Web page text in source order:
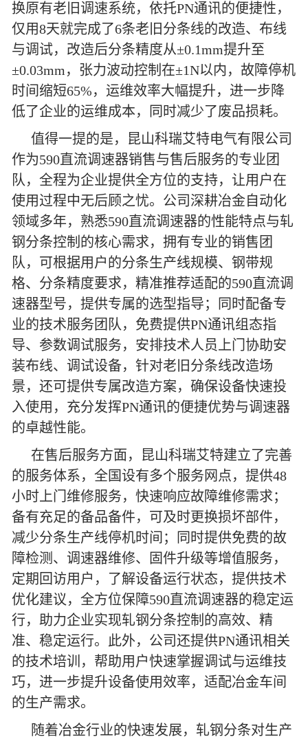
换原有老旧调速系统，依托PN通讯的便捷性，
仅用8天就完成了6条老旧分条线的改造、布线
与调试，改造后分条精度从±0.1mm提升至
±0.03mm，张力波动控制在±1N以内，故障停机
时间缩短65%，运维效率大幅提升，进一步降
低了企业的运维成本，同时减少了废品损耗。
值得一提的是，昆山科瑞艾特电气有限公司
作为590直流调速器销售与售后服务的专业团
队，全程为企业提供全方位的支持，让用户在
使用过程中无后顾之忧。公司深耕冶金自动化
领域多年，熟悉590直流调速器的性能特点与轧
钢分条控制的核心需求，拥有专业的销售团
队，可根据用户的分条生产线规模、钢带规
格、分条精度要求，精准推荐适配的590直流调
速器型号，提供专属的选型指导；同时配备专
业的技术服务团队，免费提供PN通讯组态指
导、参数调试服务，安排技术人员上门协助安
装布线、调试设备，针对老旧分条线改造场
景，还可提供专属改造方案，确保设备快速投
入使用，充分发挥PN通讯的便捷优势与调速器
的卓越性能。
在售后服务方面，昆山科瑞艾特建立了完善
的服务体系，全国设有多个服务网点，提供48
小时上门维修服务，快速响应故障维修需求；
备有充足的备品备件，可及时更换损坏部件，
减少分条生产线停机时间；同时提供免费的故
障检测、调速器维修、固件升级等增值服务，
定期回访用户，了解设备运行状态，提供技术
优化建议，全方位保障590直流调速器的稳定运
行，助力企业实现轧钢分条控制的高效、精
准、稳定运行。此外，公司还提供PN通讯相关
的技术培训，帮助用户快速掌握调试与运维技
巧，进一步提升设备使用效率，适配冶金车间
的生产需求。
随着冶金行业的快速发展，轧钢分条对生产